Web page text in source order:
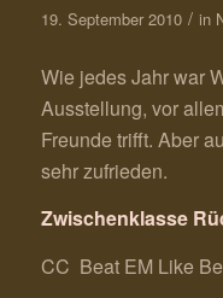
19. September 2010 / in
Wie jedes Jahr war
Ausstellung, vor
Freunde trifft. Aber
sehr zufrieden.
Zwischenklasse
CC Beat EM Like